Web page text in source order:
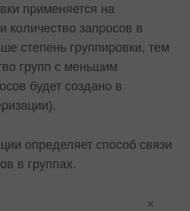
применяется на
количество запросов в
степень группировки, тем
групп с меньшим
будет создано в
определяет способ связи
в группах.